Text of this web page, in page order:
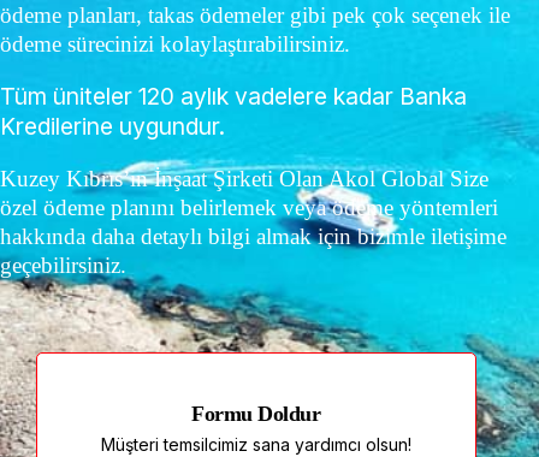
ödeme planları, takas ödemeler gibi pek çok seçenek ile
ödeme sürecinizi kolaylaştırabilirsiniz.
Tüm üniteler 120 aylık vadelere kadar Banka
Kredilerine uygundur.
Kuzey Kıbrıs’ın İnşaat Şirketi Olan Akol Global Size
özel ödeme planını belirlemek veya ödeme yöntemleri
hakkında daha detaylı bilgi almak için bizimle iletişime
geçebilirsiniz.
Formu Doldur
Müşteri temsilcimiz sana yardımcı olsun!